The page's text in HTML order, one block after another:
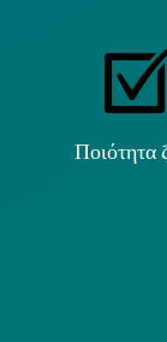
Ποιότητα